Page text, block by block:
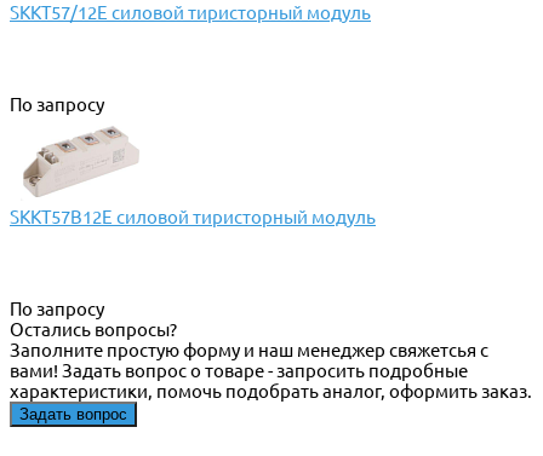
SKKT57/12E силовой тиристорный модуль
По запросу
SKKT57B12E силовой тиристорный модуль
По запросу
Остались вопросы?
Заполните простую форму и наш менеджер свяжетсья с
вами! Задать вопрос о товаре - запросить подробные
характеристики, помочь подобрать аналог, оформить заказ.
Задать вопрос